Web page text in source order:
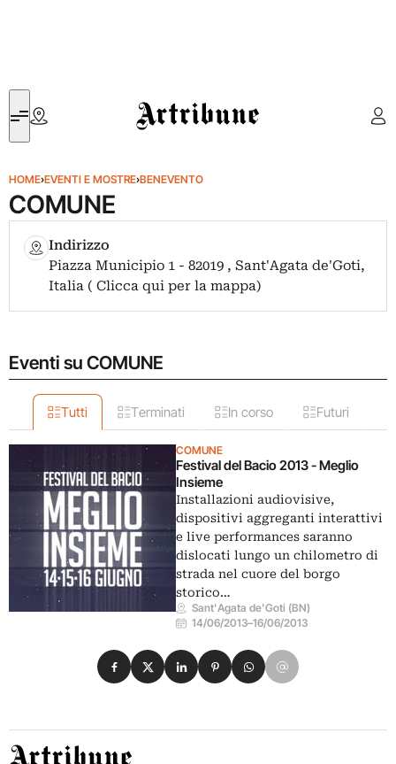
Artribune
HOME›EVENTI E MOSTRE›BENEVENTO
COMUNE
Indirizzo
Piazza Municipio 1 - 82019 , Sant'Agata de'Goti,
Italia ( Clicca qui per la mappa)
Eventi su COMUNE
Tutti Terminati In corso Futuri
COMUNE
Festival del Bacio 2013 - Meglio
Insieme
Installazioni audiovisive,
dispositivi aggreganti interattivi
e live performances saranno
dislocati lungo un chilometro di
strada nel cuore del borgo
storico…
Sant'Agata de'Goti (BN)
14/06/2013–16/06/2013
Condividi su Facebook
Condividi su X
Condividi su LinkedIn
Condividi su Pinterest
Condividi su WhatsApp
Condividi su Email
Artribune